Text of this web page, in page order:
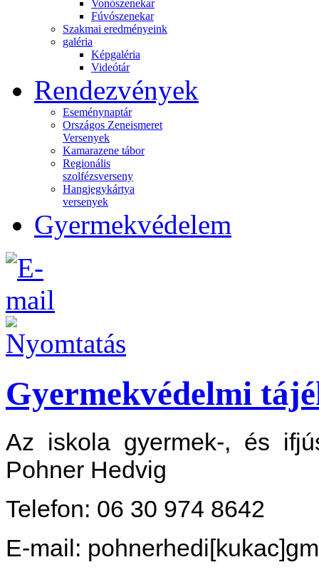
Vonószenekar
Fúvószenekar
Szakmai eredményeink
galéria
Képgaléria
Videótár
Rendezvények
Eseménynaptár
Országos Zeneismeret
Versenyek
Kamarazene tábor
Regionális
szolfézsverseny
Hangjegykártya
versenyek
Gyermekvédelem
Gyermekvédelmi
Az iskola gyermek-, és
Pohner Hedvig
Telefon: 06 30 974 8642
E-mail: